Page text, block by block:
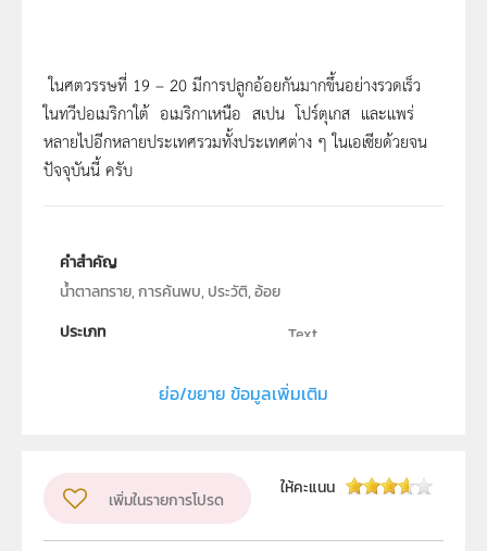
ในศตวรรษที่ 19 – 20 มีการปลูกอ้อยกันมากขึ้นอย่างรวดเร็ว
ในทวีปอเมริกาใต้ อเมริกาเหนือ สเปน โปร์ตุเกส และแพร่
หลายไปอีกหลายประเทศรวมทั้งประเทศต่าง ๆ ในเอเซียด้วยจน
ปัจจุบันนี้ ครับ
คำสำคัญ
น้ำตาลทราย, การค้นพบ, ประวัติ, อ้อย
ประเภท
Text
ย่อ/ขยาย ข้อมูลเพิ่มเติม
เพิ่มในรายการโปรด
ให้คะแนน